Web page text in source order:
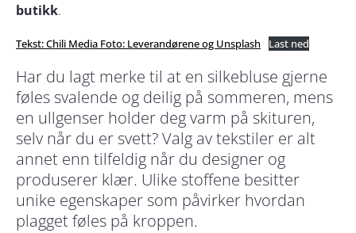
butikk.
Tekst: Chili Media Foto: Leverandørene og Unsplash Last ned
Har du lagt merke til at en silkebluse gjerne
føles svalende og deilig på sommeren, mens
en ullgenser holder deg varm på skituren,
selv når du er svett? Valg av tekstiler er alt
annet enn tilfeldig når du designer og
produserer klær. Ulike stoffene besitter
unike egenskaper som påvirker hvordan
plagget føles på kroppen.